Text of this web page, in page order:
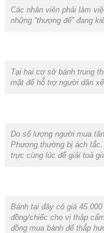
Các nhân viên phải làm
những “thượng đế” đang
Tại hai cơ sở bánh trung
mặt để hỗ trợ người dân
Do số lượng người mua
Phương thường bị ách
trực cùng lúc để giải toả
Bánh tại đây có giá
đồng/chiếc cho vị thập
đồng mua bánh để thắp